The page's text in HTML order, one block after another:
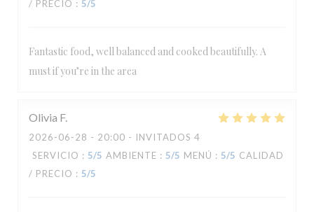
/ PRECIO : 5/5
Fantastic food, well balanced and cooked beautifully. A
must if you’re in the area
Olivia F
2026-06-28 - 20:00 - INVITADOS 4
SERVICIO : 5/5 AMBIENTE : 5/5 MENÚ : 5/5 CALIDAD
/ PRECIO : 5/5